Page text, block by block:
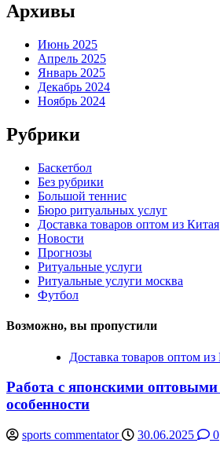
Архивы
Июнь 2025
Апрель 2025
Январь 2025
Декабрь 2024
Ноябрь 2024
Рубрики
Баскетбол
Без рубрики
Большой теннис
Бюро ритуальных услуг
Доставка товаров оптом из Китая
Новости
Прогнозы
Ритуальные услуги
Ритуальные услуги москва
Футбол
Возможно, вы пропустили
Доставка товаров оптом из
Работа с японскими
особенности
sports commentator 30.06.2025
0